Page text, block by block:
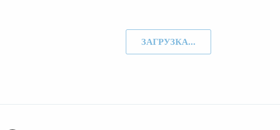
ЗАГРУЗКА...